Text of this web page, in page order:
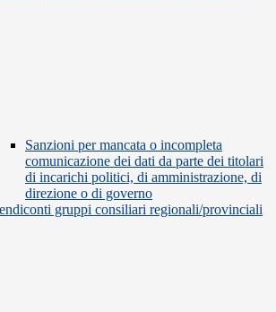
Sanzioni per mancata o incompleta
comunicazione dei dati da parte dei titolari
di incarichi politici, di amministrazione, di
direzione o di governo
gruppi consiliari regionali/provinciali